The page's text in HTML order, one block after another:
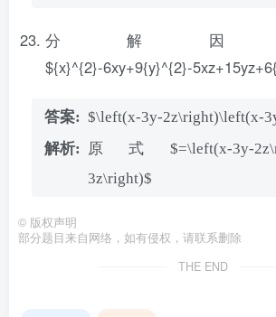
分解因
${x}^{2}-6xy+9{y}^{2}-
$\left(x-3y-2z\right)\left(x-
原式$=\left(x-3y-
3z\right)$
© 版权声明
部分题目来自网络，如有侵权，请联系删除
THE END